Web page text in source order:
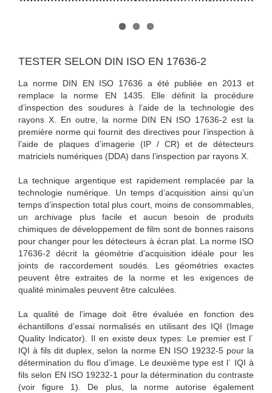
TESTER SELON DIN ISO EN 17636-2
La norme DIN EN ISO 17636 a été publiée en 2013 et
remplace la norme EN 1435. Elle définit la procédure
d’inspection des soudures à l’aide de la technologie des
rayons X. En outre, la norme DIN EN ISO 17636-2 est la
première norme qui fournit des directives pour l’inspection à
l’aide de plaques d’imagerie (IP / CR) et de détecteurs
matriciels numériques (DDA) dans l’inspection par rayons X.
La technique argentique est rapidement remplacée par la
technologie numérique. Un temps d’acquisition ainsi qu’un
temps d’inspection total plus court, moins de consommables,
un archivage plus facile et aucun besoin de produits
chimiques de développement de film sont de bonnes raisons
pour changer pour les détecteurs à écran plat. La norme ISO
17636-2 décrit la géométrie d’acquisition idéale pour les
joints de raccordement soudés. Les géométries exactes
peuvent être extraites de la norme et les exigences de
qualité minimales peuvent être calculées.
La qualité de l’image doit être évaluée en fonction des
échantillons d’essai normalisés en utilisant des IQI (Image
Quality Indicator). Il en existe deux types: Le premier est l´
IQI à fils dit duplex, selon la norme EN ISO 19232-5 pour la
détermination du flou d’image. Le deuxième type est l´ IQI à
fils selon EN ISO 19232-1 pour la détermination du contraste
(voir figure 1). De plus, la norme autorise également